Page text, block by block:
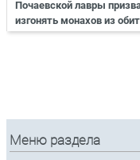
Почаевской лавры
изгонять монахов из
Меню раздела